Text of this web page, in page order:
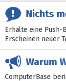
Nichts
Erhalte eine
Erscheinen neuer
Warum
ComputerBase